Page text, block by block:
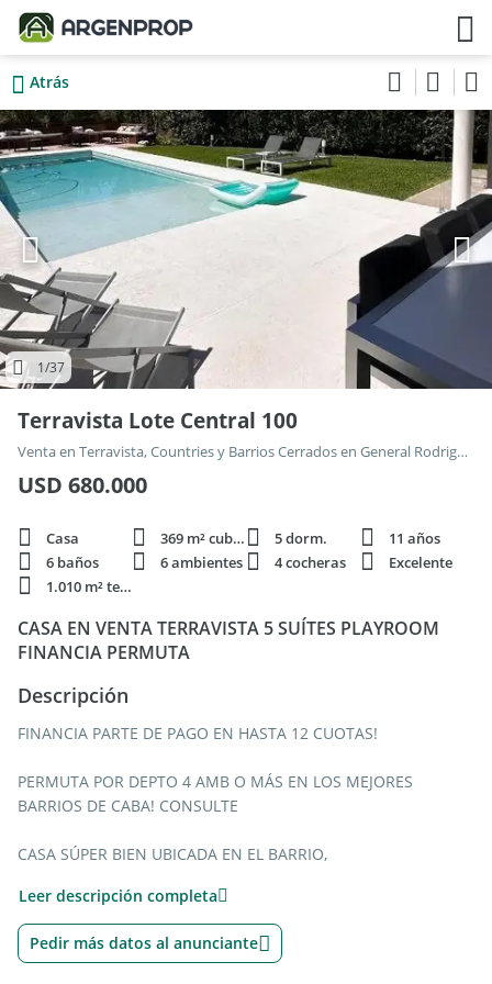
Atrás
1/37
Terravista Lote Central 100
Venta en Terravista, Countries y Barrios Cerrados en General Rodriguez
USD 680.000
Casa 369 m² cubie. 5 dorm.
11 años
6 baños
6 ambientes 4 cocheras
Excelente
1.010 m² terren.
CASA EN VENTA TERRAVISTA 5 SUÍTES PLAYROOM
FINANCIA PERMUTA
Descripción
FINANCIA PARTE DE PAGO EN HASTA 12 CUOTAS!
PERMUTA POR DEPTO 4 AMB O MÁS EN LOS MEJORES
BARRIOS DE CABA! CONSULTE
CASA SÚPER BIEN UBICADA EN EL BARRIO,
La casa es muy cómoda y luminosa y esta dividida de la
siguiente forma:
Leer descripción completa
Pedir más datos al anunciante